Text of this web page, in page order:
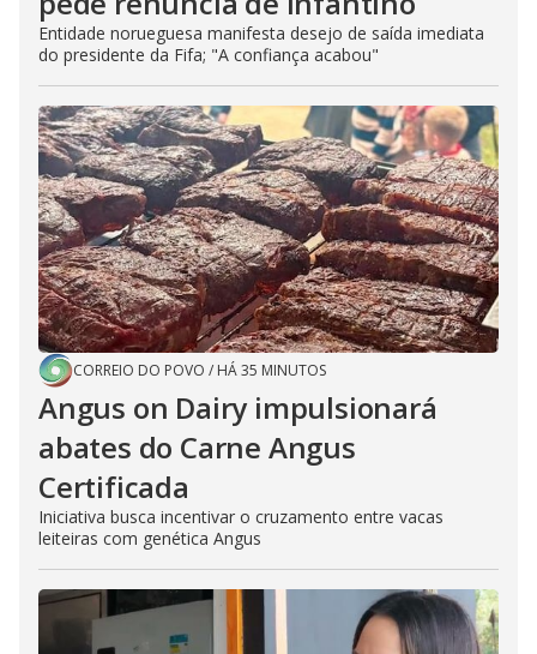
Entidade norueguesa manifesta desejo de saída imediata
do presidente da Fifa; "A confiança acabou"
CORREIO DO POVO / HÁ 35 MINUTOS
Angus on Dairy impulsionará
abates do Carne Angus
Certificada
Iniciativa busca incentivar o cruzamento entre vacas
leiteiras com genética Angus